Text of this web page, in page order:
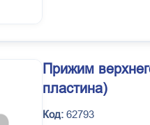
Прижим
пластина)
Код: 62793